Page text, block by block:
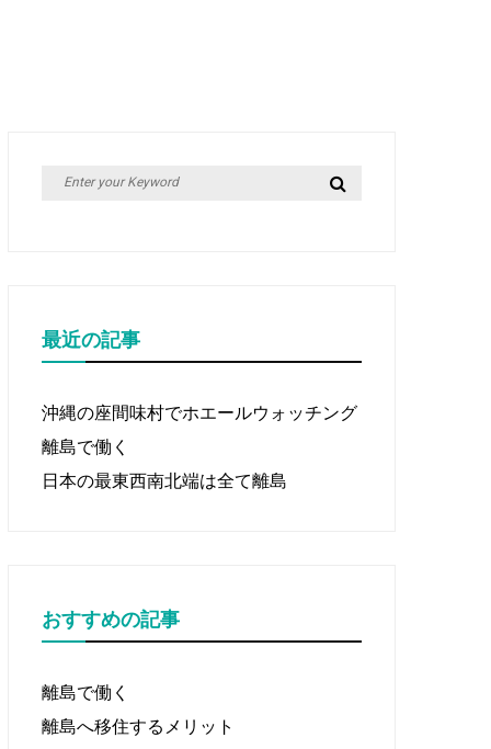
Search
最近の記事
沖縄の座間味村でホエールウォッチング
離島で働く
日本の最東西南北端は全て離島
おすすめの記事
離島で働く
離島へ移住するメリット